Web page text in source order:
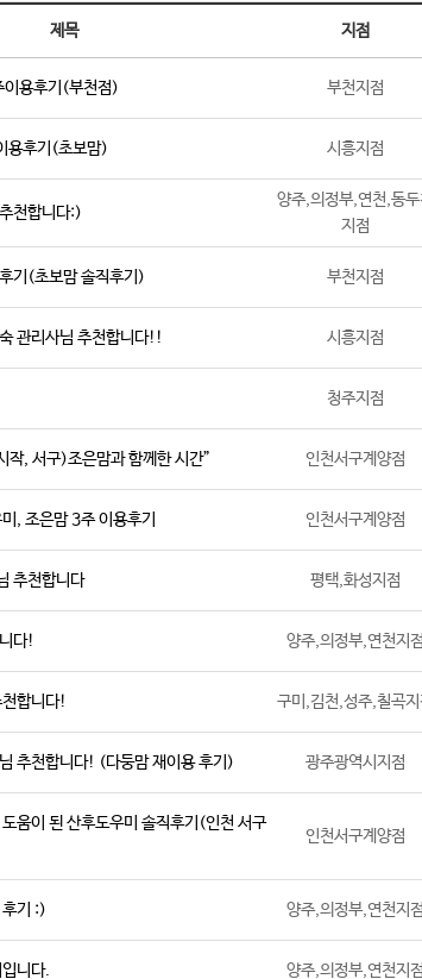
제목 지점
이용후기(부천점) 부천지점
용후기(초보맘) 시흥지점
천합니다:)
양주,의정부,연천,동두
지점
기(초보맘 솔직후기) 부천지점
관리사님 추천합니다!! 시흥지점
청주지점
작, 서구)조은맘과 함께한 시간” 인천서구계양점
, 조은맘 3주 이용후기 인천서구계양점
추천합니다 평택,화성지점
다! 양주,의정부,연천지점
합니다! 구미,김천,성주,칠곡지
추천합니다! (다둥맘 재이용 후기) 광주광역시지점
움이 된 산후도우미 솔직후기(인천 서구
인천서구계양점
후기 :) 양주,의정부,연천지점
니다. 양주,의정부,연천지점